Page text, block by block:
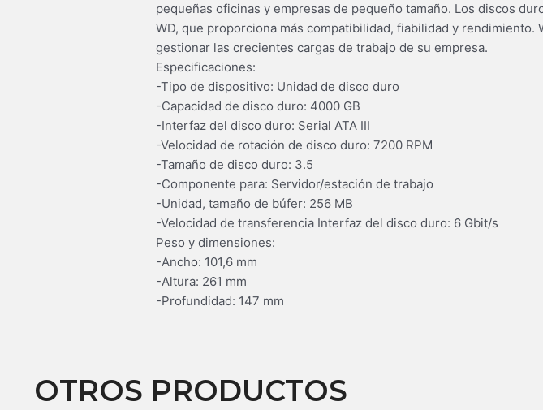
pequeñas oficinas y empresas de pequeño tamaño. Los discos
WD, que proporciona más compatibilidad, fiabilidad y
gestionar las crecientes cargas de trabajo de su empresa.
Especificaciones:
-Tipo de dispositivo: Unidad de disco duro
-Capacidad de disco duro: 4000 GB
-Interfaz del disco duro: Serial ATA III
-Velocidad de rotación de disco duro: 7200 RPM
-Tamaño de disco duro: 3.5
-Componente para: Servidor/estación de trabajo
-Unidad, tamaño de búfer: 256 MB
-Velocidad de transferencia Interfaz del disco duro: 6 Gbit/s
Peso y dimensiones:
-Ancho: 101,6 mm
-Altura: 261 mm
-Profundidad: 147 mm
OTROS PRODUCTOS